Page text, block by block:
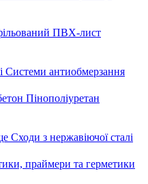
ПВХ-лист
Системи антиобмерзання
Пінополіуретан
Сходи з нержавіючої сталі
праймери та герметики